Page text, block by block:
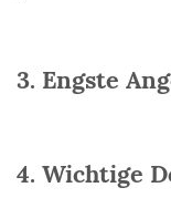
3. Engste
4. Wichtige